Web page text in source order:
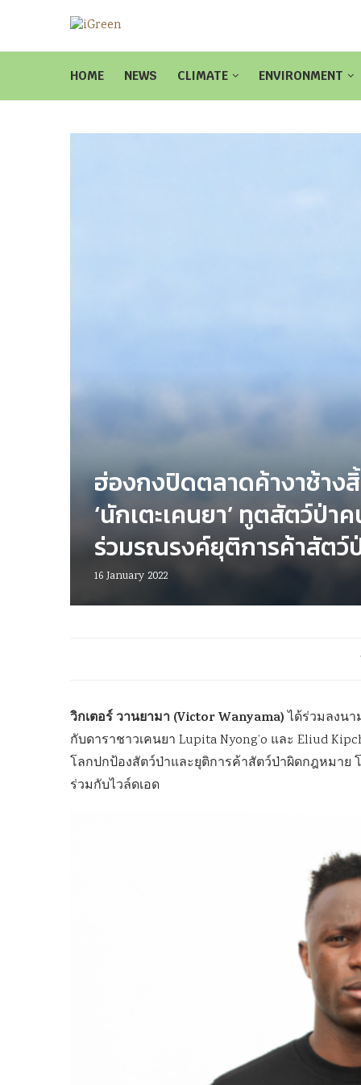
HOME NEWS CLIMATE ENVIRONMENT
ฮ่องกงปิดตลาดค้างาช้าง
‘นักเตะเคนยา’ ทูตสัตว์ป่า
ร่วมรณรงค์ยุติการค้าสัตว์
16 January 2022
วิกเตอร์ วานยามา (Victor Wanyama)ได้ร่วมลงนา
กับดาราชาวเคนยา Lupita Nyong’o และ Eliud
โลกปกป้องสัตว์ป่าและยุติการค้าสัตว์ป่าผิดกฎหมาย
ร่วมกับไวล์ดเอด